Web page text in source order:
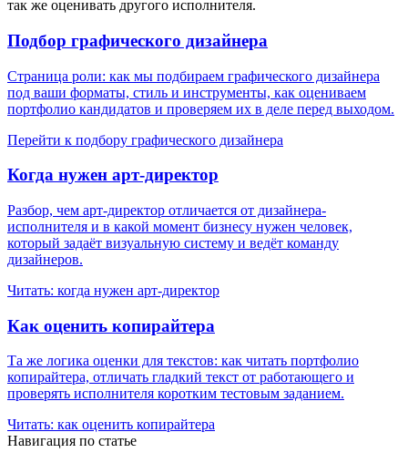
так же оценивать другого исполнителя.
Подбор графического дизайнера
Страница роли: как мы подбираем графического дизайнера
под ваши форматы, стиль и инструменты, как оцениваем
портфолио кандидатов и проверяем их в деле перед выходом.
Перейти к подбору графического дизайнера
Когда нужен арт-директор
Разбор, чем арт-директор отличается от дизайнера-
исполнителя и в какой момент бизнесу нужен человек,
который задаёт визуальную систему и ведёт команду
дизайнеров.
Читать: когда нужен арт-директор
Как оценить копирайтера
Та же логика оценки для текстов: как читать портфолио
копирайтера, отличать гладкий текст от работающего и
проверять исполнителя коротким тестовым заданием.
Читать: как оценить копирайтера
Навигация по статье